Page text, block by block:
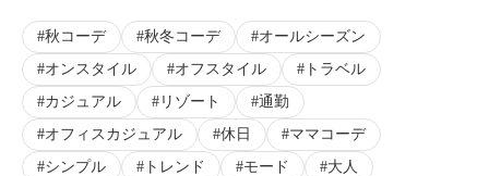
秋コーデ 秋冬コーデ
オールシーズン
オンスタイル
オフスタイル
トラベル
カジュアル
リゾート
通勤
オフィスカジュアル
休日
ママコーデ
シンプル
トレンド モード
大人